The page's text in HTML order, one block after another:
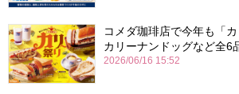
コメダ珈琲店で今年も「
カリーナンドッグなど全6
2026/06/16 15:52